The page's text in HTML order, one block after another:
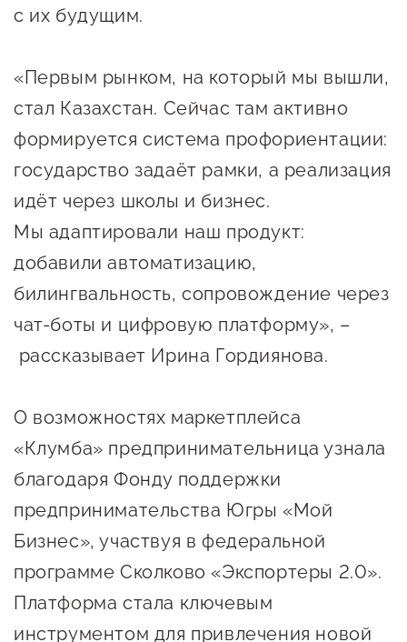
мероприятий для
Проекты
Поддержка центра
Истории успеха
социальной сферы
Поддержка центра
Календарь
мероприятий для
предпринимателей
Истории успеха
Оказание услуг в
социальной сфере
поддержки
О центре
Центр инновационно-
технологического и
О центре
Обучающие
мероприятия
Проекты
Поддержка центра
Экскурсии на
производства
Нормативные
документы
Центр поддержки экспорта
Справочник
предпринимателя
Органы власти
Организации,
предоставляющие поддержку
Интерактивные сервисы
Каталог маркетплейсов
продукции
с их будущим.
«Первым рынком, на который мы вышли,
стал Казахстан. Сейчас там активно
формируется система профориентации:
государство задаёт рамки, а реализация
идёт через школы и бизнес.
Мы адаптировали наш продукт:
добавили автоматизацию,
билингвальность, сопровождение через
чат-боты и цифровую платформу», –
рассказывает Ирина Гордиянова.
О возможностях маркетплейса
«Клумба» предпринимательница узнала
благодаря Фонду поддержки
предпринимательства Югры «Мой
Бизнес», участвуя в федеральной
программе Сколково «Экспортеры 2.0».
Платформа стала ключевым
инструментом для привлечения новой